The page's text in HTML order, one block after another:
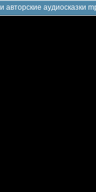
авторские аудиосказки